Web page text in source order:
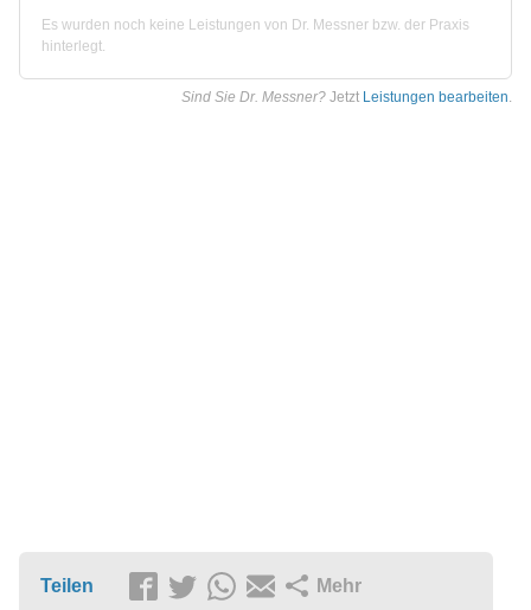
Es wurden noch keine Leistungen von Dr. Messner bzw. der Praxis
hinterlegt.
Sind Sie Dr. Messner? Jetzt Leistungen bearbeiten.
Teilen Mehr